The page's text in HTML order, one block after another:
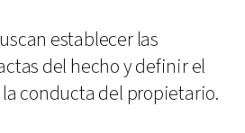
establecer las
del hecho y definir el
conducta del propietario.